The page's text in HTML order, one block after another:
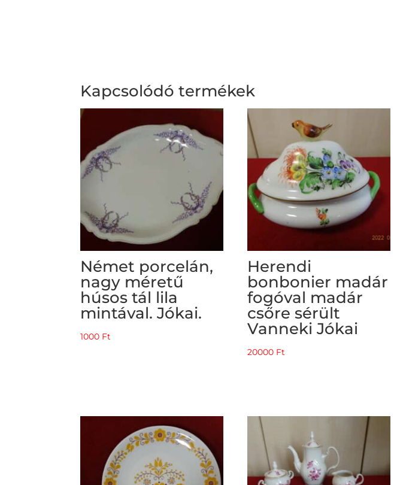
Kapcsolódó termékek
Német porcelán,
nagy méretű
húsos tál lila
mintával. Jókai.
1000 Ft
Herendi
bonbonier madár
fogóval madár
csőre sérült
Vanneki Jókai
20000 Ft